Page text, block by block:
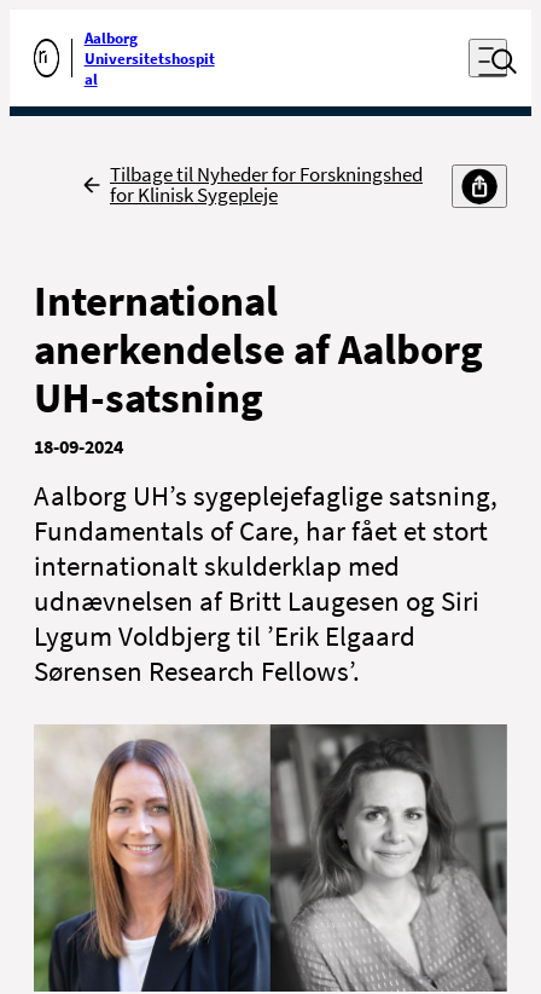
Gå til forsiden
Aalborg
Universitetshospit
al
Åben
Udfør søgning
For patienter og
For sundhedsfaglige
Kontakt
Presse
Nyheder
Om Aalborg Universitetshospital
English
Tilbage til Nyheder for Forskningshed
for Klinisk Sygepleje
International
anerkendelse af Aalborg
UH-satsning
18-09-2024
Aalborg UH’s sygeplejefaglige satsning,
Fundamentals of Care, har fået et stort
internationalt skulderklap med
udnævnelsen af Britt Laugesen og Siri
Lygum Voldbjerg til ’Erik Elgaard
Sørensen Research Fellows’.